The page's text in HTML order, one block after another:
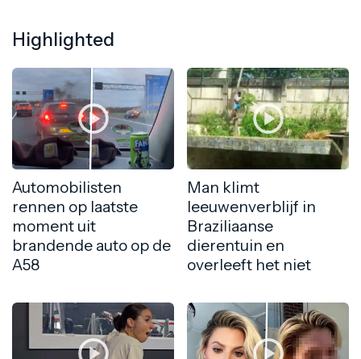
Highlighted
Automobilisten
rennen op laatste
moment uit
brandende auto op de
A58
Man klimt
leeuwenverblijf in
Braziliaanse
dierentuin en
overleeft het niet